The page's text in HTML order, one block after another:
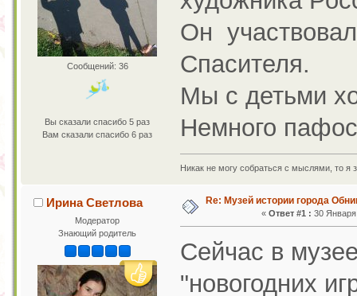
Сообщений: 36
Вы сказали спасибо 5 раз
Вам сказали спасибо 6 раз
Он
Спасителя.
Мы с детьми
Немного
Никак не могу собраться с мыслями, то я
Ирина Светлова
Модератор
Знающий родитель
Re: Музей истории города
« Ответ #1 : 30
Сейчас в
"новогодних